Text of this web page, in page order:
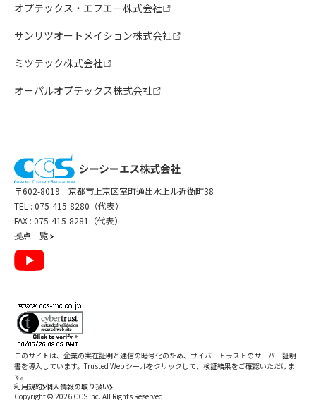
オプテックス・エフエー株式会社
サンリツオートメイション株式会社
ミツテック株式会社
オーパルオプテックス株式会社
〒602-8019 京都市上京区室町通出水上ル近衛町38
TEL : 075-415-8280（代表）
FAX : 075-415-8281（代表）
拠点一覧
利用規約 個人情報の取り扱い
Copyright © 2026 CCS Inc. All Rights Reserved.
このサイトは、企業の実在証明と通信の暗号化のため、サイバートラストのサーバー証明
書を導入しています。Trusted Web シールをクリックして、検証結果をご確認いただけま
す。